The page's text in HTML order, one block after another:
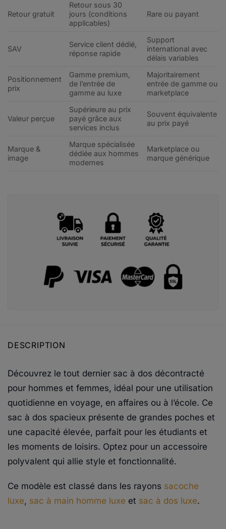
Retour gratuit
Retour sous 30
jours (conditions
applicables)
Rare ou payant
SAV
Service client dédié,
réponse rapide
Support
international avec
délais variables
Positionnement
prix
Gamme premium,
de l’entrée de
gamme au luxe
Majoritairement
entrée de gamme ou
marketplace
Valeur perçue
Supérieure au prix
payé grâce aux
services inclus
Souvent équivalente
au prix payé
Marque &
image
Marque spécialisée
dédiée aux hommes
modernes
Marketplace ou
marque générique
DESCRIPTION
Découvrez le tout dernier sac à dos décontracté
pour hommes et femmes, idéal pour une utilisation
quotidienne en voyage, en affaires ou à l’école. Ce
sac à dos spacieux présente de grandes poches et
une capacité élevée, parfait pour les étudiants et
les moments de loisirs. Optez pour un accessoire
polyvalent qui allie style et fonctionnalité.
Ce modèle est classé dans les rayons sacoche
luxe, sac à main homme luxe et sac à dos luxe.